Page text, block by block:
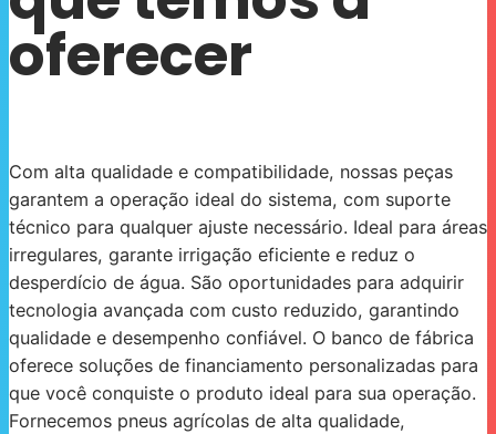
oferecer
Com alta qualidade e compatibilidade, nossas peças
garantem a operação ideal do sistema, com suporte
técnico para qualquer ajuste necessário. Ideal para áreas
irregulares, garante irrigação eficiente e reduz o
desperdício de água. São oportunidades para adquirir
tecnologia avançada com custo reduzido, garantindo
qualidade e desempenho confiável. O banco de fábrica
oferece soluções de financiamento personalizadas para
que você conquiste o produto ideal para sua operação.
Fornecemos pneus agrícolas de alta qualidade,